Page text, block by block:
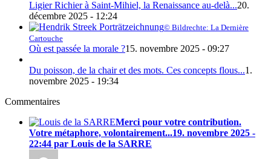
Ligier Richier à Saint-Mihiel, la Renaissance au-delà...20.
décembre 2025 - 12:24
© Bildrechte: La Dernière
Cartouche
Où est passée la morale ?15. novembre 2025 - 09:27
Du poisson, de la chair et des mots. Ces concepts flous...1.
novembre 2025 - 19:34
Commentaires
Merci pour votre contribution.
Votre métaphore, volontairement...19. novembre 2025 -
22:44 par Louis de la SARRE